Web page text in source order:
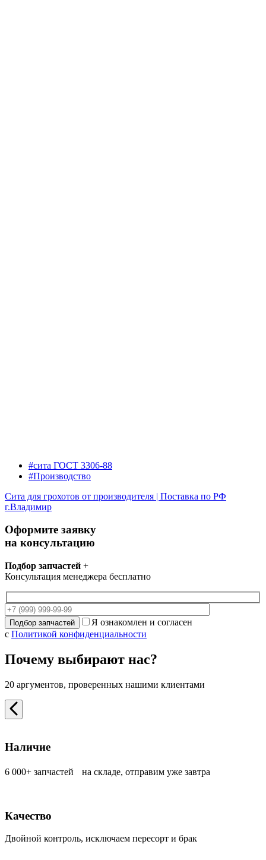
#сита ГОСТ 3306-88
#Производство
Сита для грохотов от производителя | Поставка по РФ
г.Владимир
Оформите заявку
на консультацию
Подбор запчастей +
Консультация менеджера бесплатно
Я ознакомлен и согласен
с Политикой конфиденциальности
Почему выбирают нас?
20 аргументов, проверенных нашими клиентами
Наличие
6 000+ запчастей на складе, отправим уже завтра
Качество
Двойной контроль, исключаем пересорт и брак